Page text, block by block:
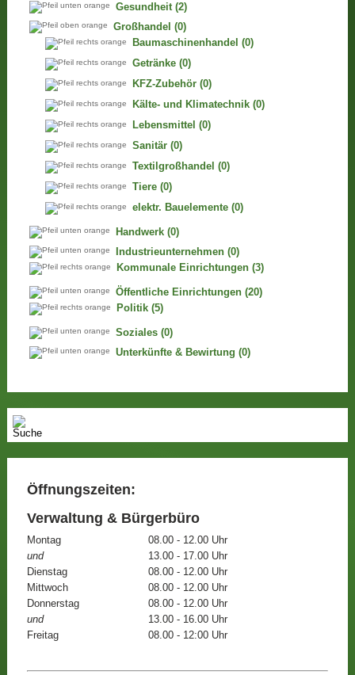
Gesundheit (2)
Großhandel (0)
Baumaschinenhandel (0)
Getränke (0)
KFZ-Zubehör (0)
Kälte- und Klimatechnik (0)
Lebensmittel (0)
Sanitär (0)
Textilgroßhandel (0)
Tiere (0)
elektr. Bauelemente (0)
Handwerk (0)
Industrieunternehmen (0)
Kommunale Einrichtungen (3)
Öffentliche Einrichtungen (20)
Politik (5)
Soziales (0)
Unterkünfte & Bewirtung (0)
Öffnungszeiten:
Verwaltung & Bürgerbüro
Montag
08.00 - 12.00 Uhr
und
13.00 - 17.00 Uhr
Dienstag
08.00 - 12.00 Uhr
Mittwoch
08.00 - 12.00 Uhr
Donnerstag
08.00 - 12.00 Uhr
und
13.00 - 16.00 Uhr
Freitag
08.00 - 12:00 Uhr